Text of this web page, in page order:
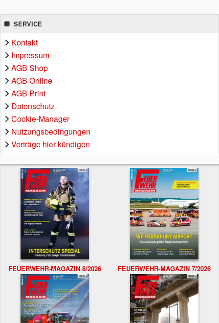
SERVICE
Kontakt
Impressum
AGB Shop
AGB Online
AGB Print
Datenschutz
Cookie-Manager
Nutzungsbedingungen
Verträge hier kündigen
FEUERWEHR-MAGAZIN 8/2026 FEUERWEHR-MAGAZIN 7/2026